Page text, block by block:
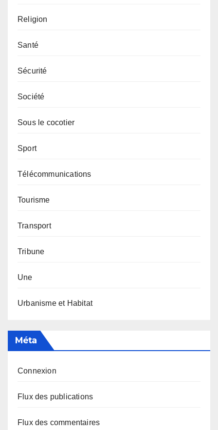
Religion
Santé
Sécurité
Société
Sous le cocotier
Sport
Télécommunications
Tourisme
Transport
Tribune
Une
Urbanisme et Habitat
Méta
Connexion
Flux des publications
Flux des commentaires